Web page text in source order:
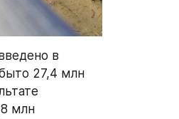
в
27,4 млн
млн